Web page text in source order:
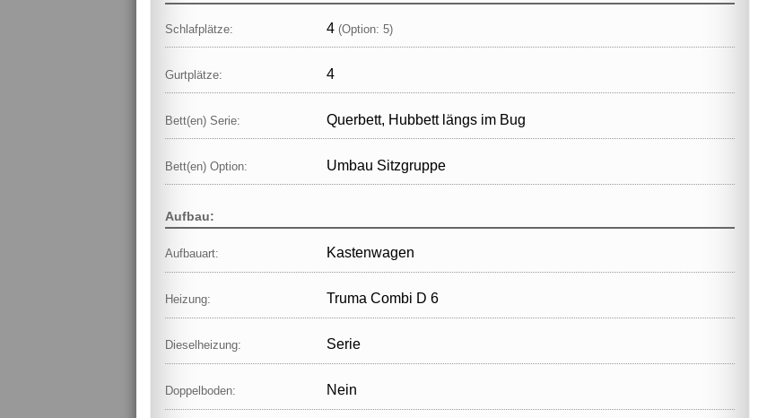
Schlafplätze: 4 (Option: 5)
Gurtplätze: 4
Bett(en) Serie: Querbett, Hubbett längs im Bug
Bett(en) Option: Umbau Sitzgruppe
Aufbau:
Aufbauart: Kastenwagen
Heizung: Truma Combi D 6
Dieselheizung: Serie
Doppelboden: Nein